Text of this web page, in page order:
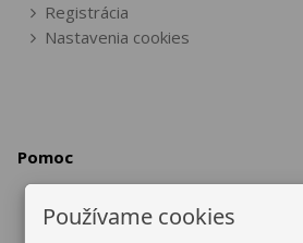
Registrácia
Nastavenia cookies
Používame cookies
Pomoc
Vrátenie / výmena tovaru